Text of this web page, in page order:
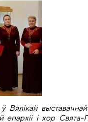
Вялікай выставачнай
епархіі і хор